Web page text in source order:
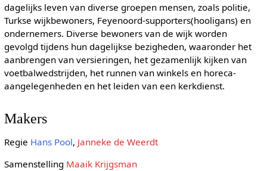
dagelijks leven van diverse groepen mensen, zoals politie,
Turkse wijkbewoners, Feyenoord-supporters(hooligans) en
ondernemers. Diverse bewoners van de wijk worden
gevolgd tijdens hun dagelijkse bezigheden, waaronder het
aanbrengen van versieringen, het gezamenlijk kijken van
voetbalwedstrijden, het runnen van winkels en horeca-
aangelegenheden en het leiden van een kerkdienst.
Makers
Regie Hans Pool, Janneke de Weerdt
Samenstelling Maaik Krijgsman